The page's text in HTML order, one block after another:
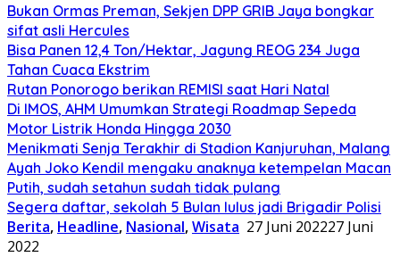
Bukan Ormas Preman, Sekjen DPP GRIB Jaya bongkar
sifat asli Hercules
Bisa Panen 12,4 Ton/Hektar, Jagung REOG 234 Juga
Tahan Cuaca Ekstrim
Rutan Ponorogo berikan REMISI saat Hari Natal
Di IMOS, AHM Umumkan Strategi Roadmap Sepeda
Motor Listrik Honda Hingga 2030
Menikmati Senja Terakhir di Stadion Kanjuruhan, Malang
Ayah Joko Kendil mengaku anaknya ketempelan Macan
Putih, sudah setahun sudah tidak pulang
Segera daftar, sekolah 5 Bulan lulus jadi Brigadir Polisi
Berita, Headline, Nasional,Wisata 27 Juni 202227 Juni
2022